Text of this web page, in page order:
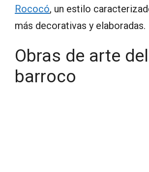
Rococó, un estilo
más decorativas y elaboradas.
Obras de arte del
barroco